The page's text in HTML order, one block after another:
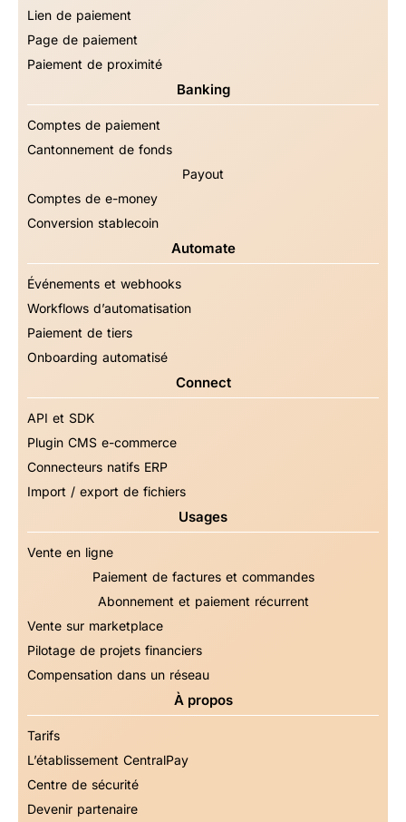
Lien de paiement
Page de paiement
Paiement de proximité
Banking
Comptes de paiement
Cantonnement de fonds
Payout
Comptes de e-money
Conversion stablecoin
Automate
Événements et webhooks
Workflows d’automatisation
Paiement de tiers
Onboarding automatisé
Connect
API et SDK
Plugin CMS e-commerce
Connecteurs natifs ERP
Import / export de fichiers
Usages
Vente en ligne
Paiement de factures et commandes
Abonnement et paiement récurrent
Vente sur marketplace
Pilotage de projets financiers
Compensation dans un réseau
À propos
Tarifs
L’établissement CentralPay
Centre de sécurité
Devenir partenaire